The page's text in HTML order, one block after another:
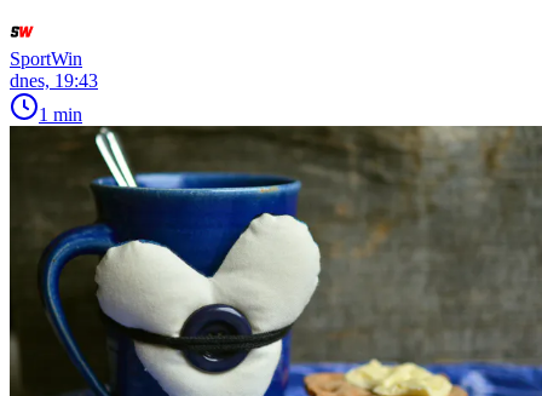
SportWin
dnes, 19:43
1 min